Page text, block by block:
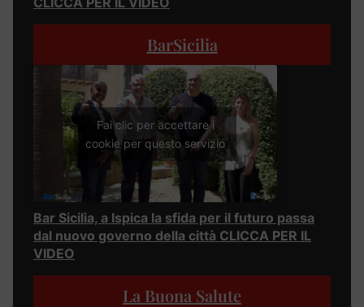
BarSicilia
Fai clic per accettare i
cookie per questo servizio
Bar Sicilia, a Ispica la sfida per il futuro passa
dal nuovo governo della città CLICCA PER IL
VIDEO
La Buona Salute